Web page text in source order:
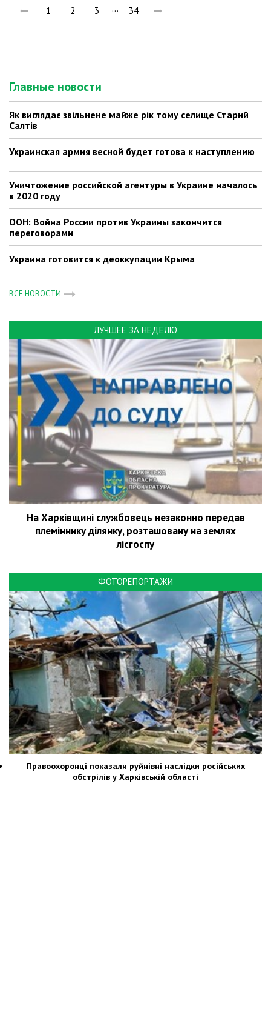
1 2 3 … 34
Главные новости
Як виглядає звільнене майже рік тому селище Старий
Салтів
Украинская армия весной будет готова к наступлению
Уничтожение российской агентуры в Украине началось
в 2020 году
ООН: Война России против Украины закончится
переговорами
Украина готовится к деоккупации Крыма
ВСЕ НОВОСТИ
ЛУЧШЕЕ ЗА НЕДЕЛЮ
На Харківщині службовець незаконно передав
племіннику ділянку, розташовану на землях
лісгоспу
ФОТОРЕПОРТАЖИ
Правоохоронці показали руйнівні наслідки російських
обстрілів у Харківській області